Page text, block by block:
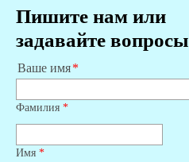
Пишите нам или
задавайте вопросы
Ваше имя
Фамилия *
Имя *